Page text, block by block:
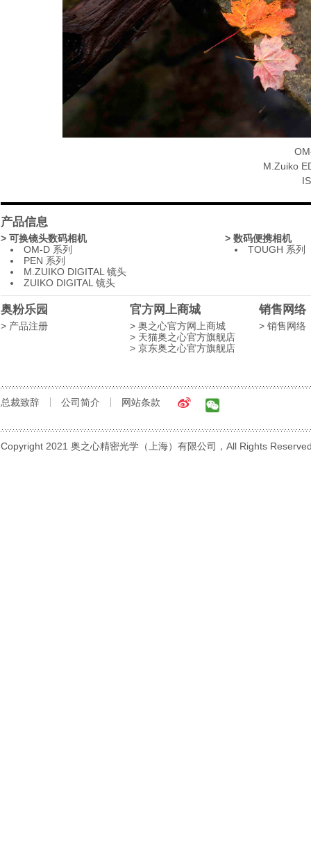
M.Zuiko
产品信息
> 可换镜头数码相机
OM-D 系列
PEN 系列
M.ZUIKO DIGITAL 镜头
ZUIKO DIGITAL 镜头
> 数码便携相机
TOUGH 系列
奥粉乐园
> 产品注册
官方网上商城
> 奥之心官方网上商城
> 天猫奥之心官方旗舰店
> 京东奥之心官方旗舰店
销售网络
> 销售网络
总裁致辞 公司简介 网站条款
Copyright 2021 奥之心精密光学（上海）有限公司，All Rights